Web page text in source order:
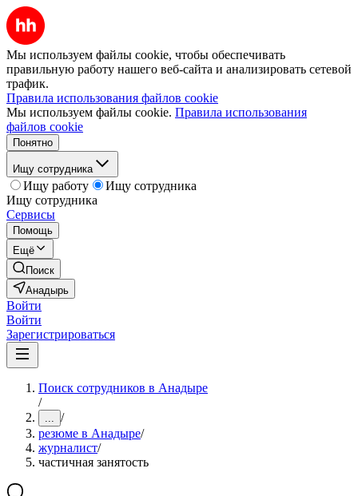
Мы используем файлы cookie, чтобы обеспечивать
правильную работу нашего веб-сайта и анализировать сетевой
трафик.
Правила использования файлов cookie
Мы используем файлы cookie. Правила использования
файлов cookie
Понятно
Ищу сотрудника
Ищу работу
Ищу сотрудника
Ищу сотрудника
Сервисы
Помощь
Ещё
Поиск
Анадырь
Войти
Войти
Зарегистрироваться
Поиск сотрудников в Анадыре
/
... /
резюме в Анадыре/
журналист/
частичная занятость